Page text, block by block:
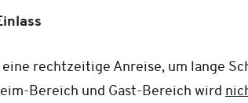
rechtzeitige Anreise, um lange
Bereich und Gast-Bereich wird